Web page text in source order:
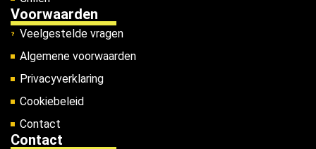
Voorwaarden
Veelgestelde vragen
Algemene voorwaarden
Privacyverklaring
Cookiebeleid
Contact
Contact